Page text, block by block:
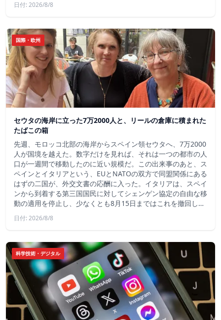
日付: 2026/8/8
国際・欧州
セウタの海岸に立った7万2000人と、リールの倉庫に積まれた
たばこの箱
先週、モロッコ北部の海岸からスペイン領セウタへ、7万2000
人が国境を越えた。数字だけを見れば、それは一つの都市の人
口が一週間で移動したのに近い規模だ。この出来事のあと、ス
ペインとイタリアという、EUとNATOの双方で同盟関係にある
はずの二国が、外交文書の応酬に入った。イタリアは、スペイ
ンから到着する第三国国民に対してシェンゲン協定の自由な移
動の適用を停止し、少なくとも8月15日まではこれを撤回し…
日付: 2026/8/8
科学技術・デジタル